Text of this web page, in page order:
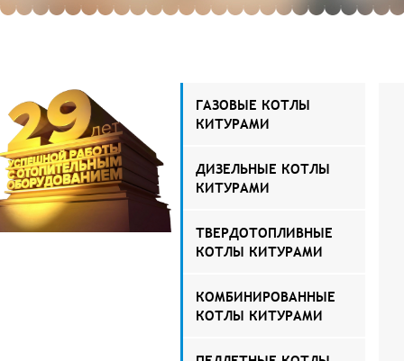
ГАЗОВЫЕ КОТЛЫ
КИТУРАМИ
ДИЗЕЛЬНЫЕ КОТЛЫ
КИТУРАМИ
ТВЕРДОТОПЛИВНЫЕ
КОТЛЫ КИТУРАМИ
КОМБИНИРОВАННЫЕ
КОТЛЫ КИТУРАМИ